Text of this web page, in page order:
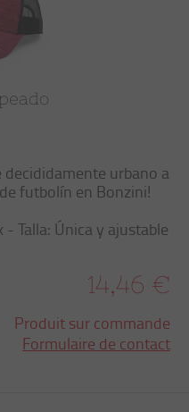
urbano a
futbolín en Bonzini!
Talla: Única y ajustable
14,46 €
Produit sur commande
Formulaire de contact